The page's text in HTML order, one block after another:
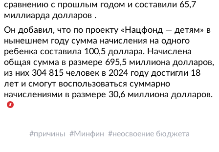
сравнению с прошлым годом и составили 65,7
миллиарда долларов .
Он добавил, что по проекту «Нацфонд — детям» в
нынешнем году сумма начисления на одного
ребенка составила 100,5 доллара. Начислена
общая сумма в размере 695,5 миллиона долларов,
из них 304 815 человек в 2024 году достигли 18
лет и смогут воспользоваться суммарно
начислениями в размере 30,6 миллиона долларов.
причины Минфин неосвоение бюджета